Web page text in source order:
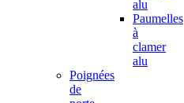
alu
Paumelles
à
clamer
alu
Poignées
de